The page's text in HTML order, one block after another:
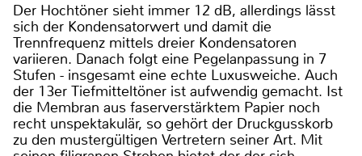
Der Hochtöner sieht immer 12 dB, allerdings lässt
sich der Kondensatorwert und damit die
Trennfrequenz mittels dreier Kondensatoren
variieren. Danach folgt eine Pegelanpassung in 7
Stufen - insgesamt eine echte Luxusweiche. Auch
der 13er Tiefmitteltöner ist aufwendig gemacht. Ist
die Membran aus faserverstärktem Papier noch
recht unspektakulär, so gehört der Druckgusskorb
zu den mustergültigen Vertretern seiner Art. Mit